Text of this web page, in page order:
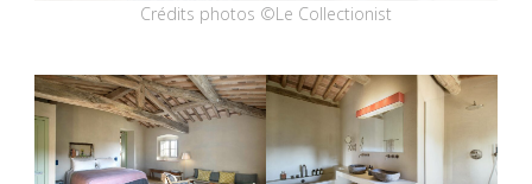
Crédits photos ©Le Collectionist